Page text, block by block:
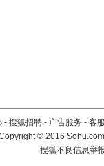
- 搜狐招聘 - 广告服务 - 客
©2016
搜狐不良信息举